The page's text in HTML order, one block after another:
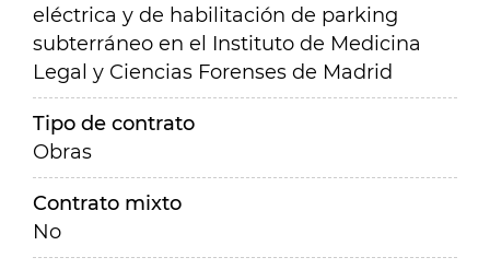
eléctrica y de habilitación de parking
subterráneo en el Instituto de Medicina
Legal y Ciencias Forenses de Madrid
Tipo de contrato
Obras
Contrato mixto
No